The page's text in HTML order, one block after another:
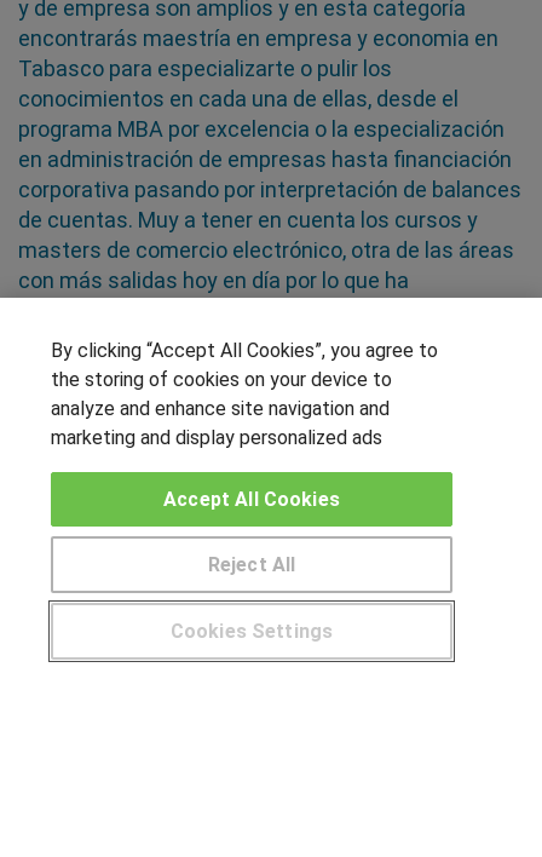
y de empresa son amplios y en esta categoría
encontrarás maestría en empresa y economia en
Tabasco para especializarte o pulir los
conocimientos en cada una de ellas, desde el
programa MBA por excelencia o la especialización
en administración de empresas hasta financiación
corporativa pasando por interpretación de balances
de cuentas. Muy a tener en cuenta los cursos y
masters de comercio electrónico, otra de las áreas
con más salidas hoy en día por lo que ha
tipo de negocios digitales y las compras online
SÍGUENOS EN LAS REDES
Muro de los idiomas
Hablemos de empleo
Locos por las becas
By clicking “Accept All Cookies”, you agree to
the storing of cookies on your device to
analyze and enhance site navigation and
marketing and display personalized ads
Cookies Settings
Reject All
Accept All Cookies